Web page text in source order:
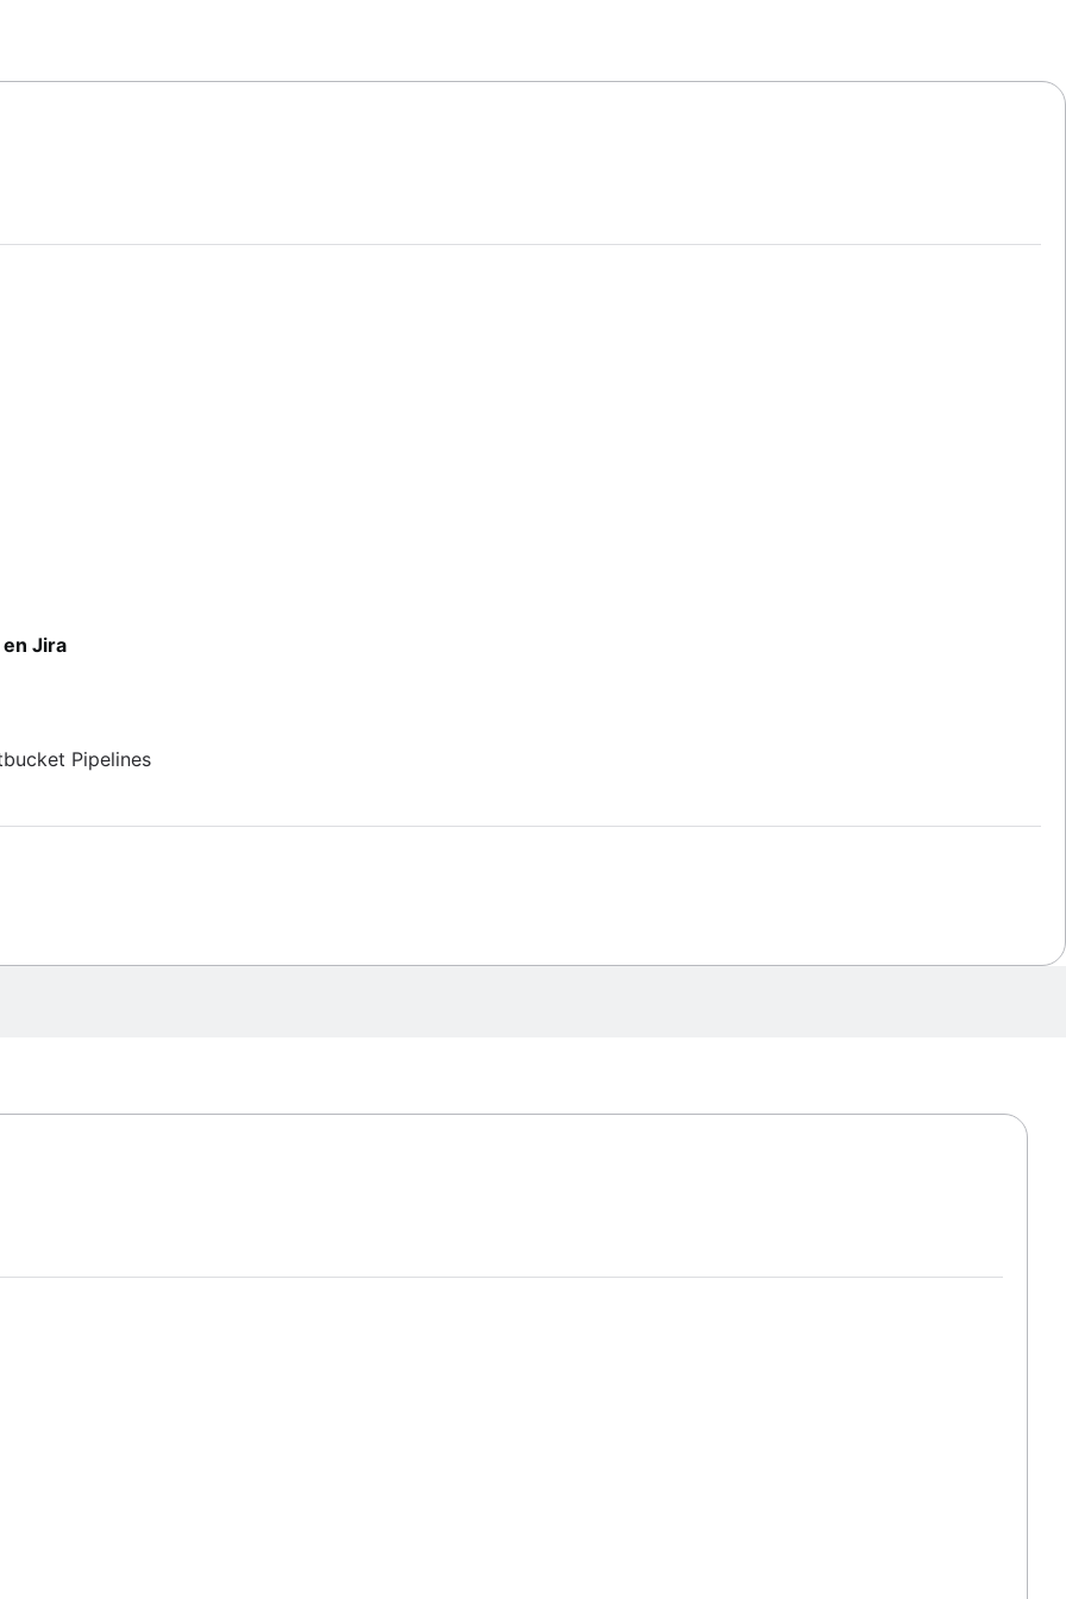
principales | Atlassian
y Jira
prueba automatizada de mabl
Zephyr
y Bitbucket Cloud
Pipelines y Snyk Pipe
Jira
Pipelines
AWS SageMaker
con Bitbucket Pipelines
principales | Atlassian
Jira
y Bitbucket Cloud
Pipelines y Snyk Pipe
principales | Atlassian
extracción
Xray y Jira
de una prueba automatizada de mabl
y Zephyr
Snyk y Bitbucket Cloud
Bitbucket Pipelines y Snyk Pipe